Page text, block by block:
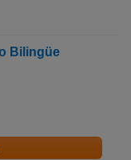
Bilingüe